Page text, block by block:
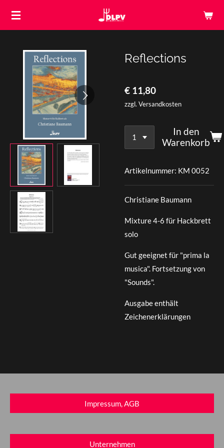
Zum
Reflections
€ 11,80
zzgl. Versandkosten
In den
Warenkorb
Artikelnummer: KM 0052
Christiane Baumann
Mixture 4-6 für Hackbrett
solo
Gut geeignet für "prima la
musica". Fortsetzung von
"Sounds".
Ausgabe enthält
Zeichenerklärungen
Impressum, AGB
Unternehmen